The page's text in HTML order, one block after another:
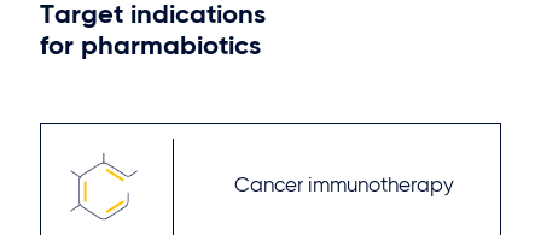
Target indications
for pharmabiotics
Cancer immunotherapy